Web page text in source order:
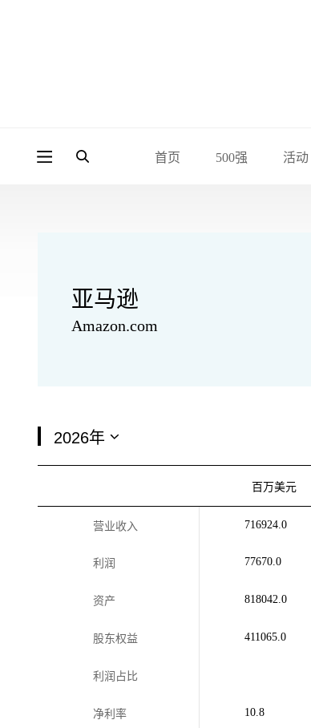
首页 500强 活动
亚马逊
Amazon.com
百万美元
营业收入 716924.0
利润 77670.0
资产 818042.0
股东权益 411065.0
利润占比
净利率 10.8